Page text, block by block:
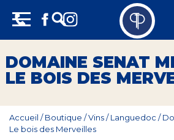
content
DOMAINE SENAT
LE BOIS DES
Accueil /Boutique /Vins/Languedoc /
Le bois des Merveilles
Champagne
Whisky
Panneau de gestion des cookies